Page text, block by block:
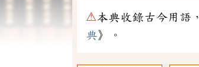
⚠本典收錄古今用語，
典》。